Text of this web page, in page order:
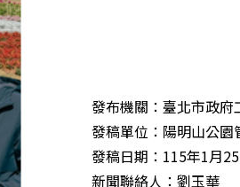
發布機關：臺北市政
發稿單位：陽明山公園
發稿日期：115年1月
新聞聯絡人：劉玉華